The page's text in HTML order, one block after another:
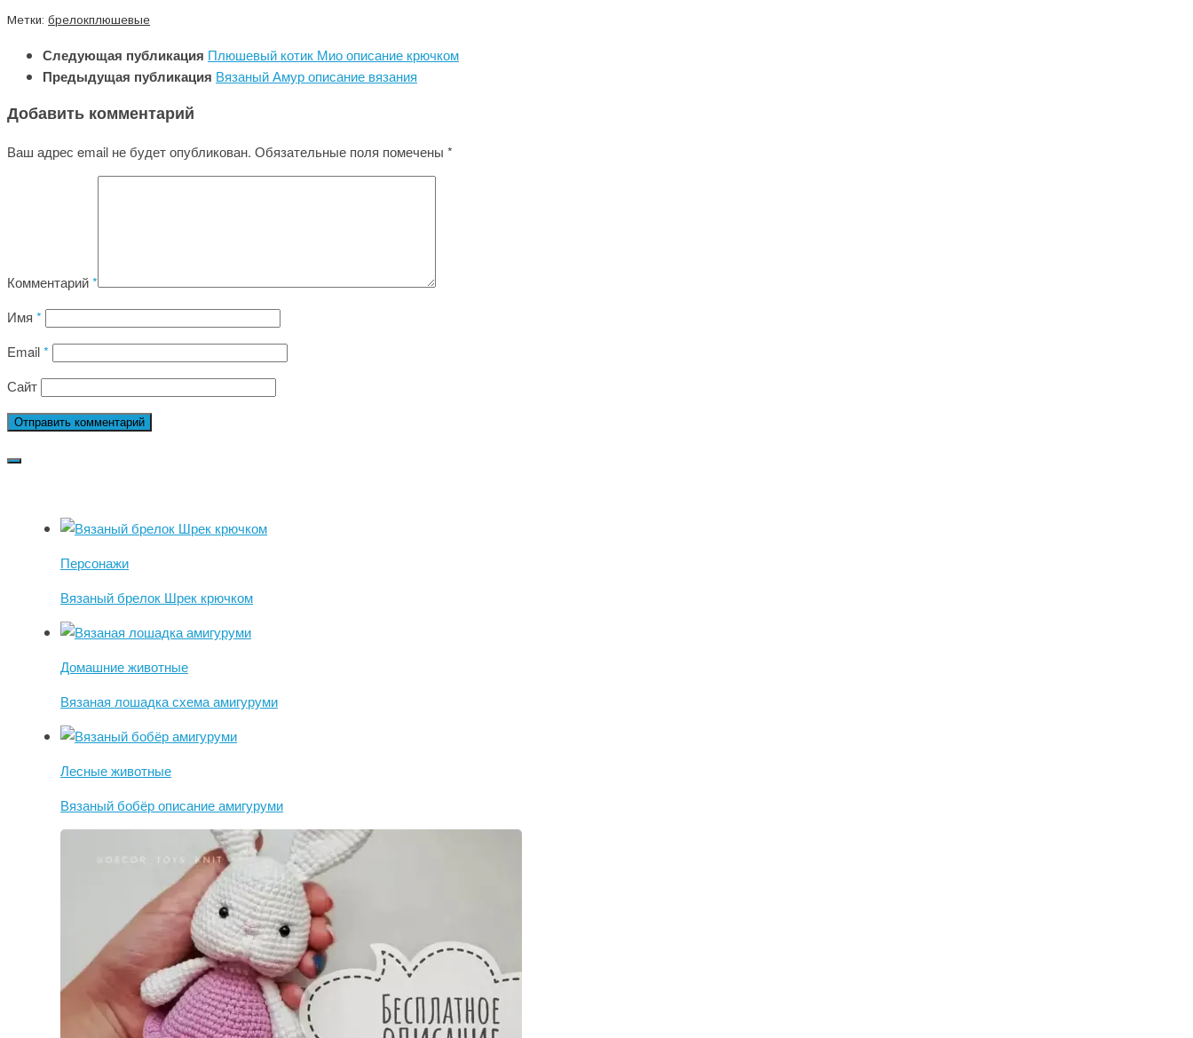
Метки: брелокплюшевые
Следующая публикация Плюшевый котик Мио описание крючком
Предыдущая публикация Вязаный Амур описание вязания
Добавить комментарий
Ваш адрес email не будет опубликован. Обязательные поля помечены *
Комментарий*
Имя *
Email*
Сайт
Персонажи
Вязаный брелок Шрек крючком
Домашние животные
Вязаная лошадка схема амигуруми
Лесные животные
Вязаный бобёр описание амигуруми